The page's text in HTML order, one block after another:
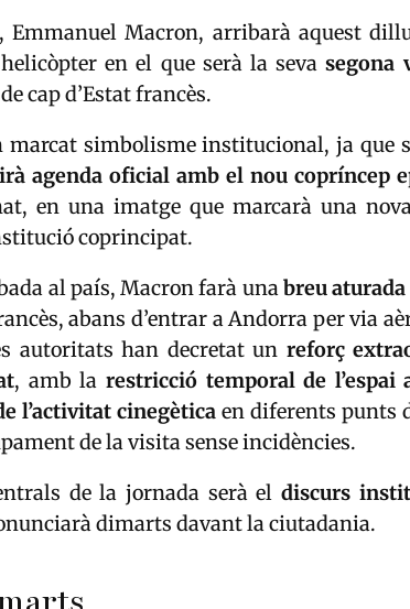
Emmanuel Macron, arribarà aquest
en el que serà la sevasegona
cap d’Estat francès.
simbolisme institucional, ja que
agenda oficial amb el nou copríncep
, en una imatge que marcarà una
coprincipat.
al país, Macron farà unabreu
abans d’entrar a Andorra per via
autoritats han decretat un reforç
, amb la restricció temporal de l’espai
l’activitat cinegètica en diferents punts
de la visita sense incidències.
de la jornada serà el discurs
dimarts davant la ciutadania.